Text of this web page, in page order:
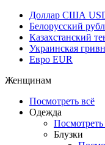
Доллар США
Белорусский
Казахстанский
Украинская
Евро EUR
Женщинам
Посмотреть всё
Одежда
Посмотреть
Блузки